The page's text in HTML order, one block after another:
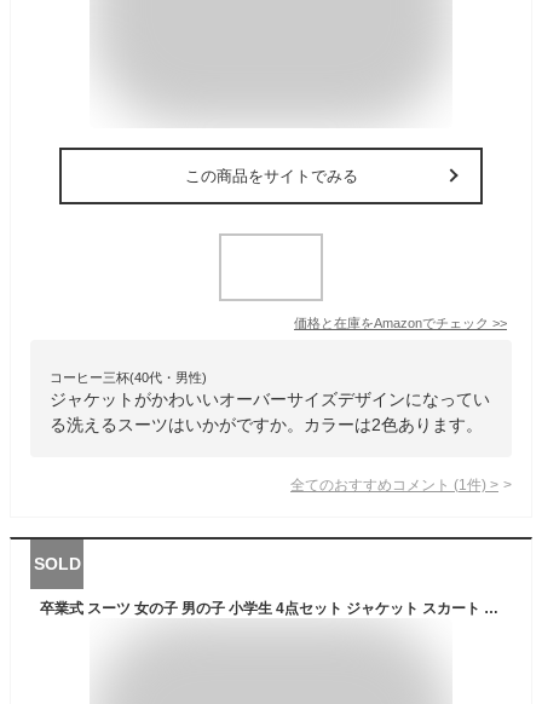
この商品をサイトでみる
価格と在庫をAmazonでチェック >>
コーヒー三杯(40代・男性)
ジャケットがかわいいオーバーサイズデザインになってい
る洗えるスーツはいかがですか。カラーは2色あります。
全てのおすすめコメント (1 件) >
SOLD
卒業式 スーツ 女の子 男の子 小学生 4点セット ジャケット スカート パンツ ネクタイ バッジ 子供服 卒服 小学校卒業式スーツ jk フォーマル お受験 フィオナ 結婚式 発表会 ジュニア ブライダル ピアノ発表会 お宮参り 100-180cm 洗える 高品質素材